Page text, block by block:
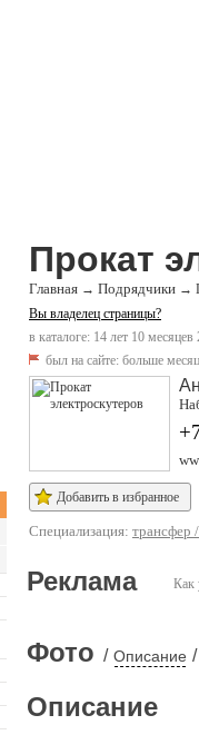
Прокат
Главная → Подрядчики →
Вы владелец страницы?
в каталоге: 14 лет 10 месяцев
был на сайте: больше
Добавить в избранное
Специализация: трансфер
Как
Реклама
Фото / Описание /
Описание